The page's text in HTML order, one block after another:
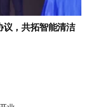
，共拓智能清洁